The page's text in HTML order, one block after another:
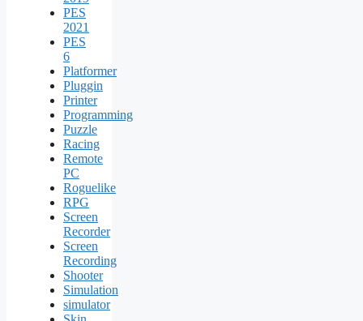
PES
2021
PES
6
Platformer
Pluggin
Printer
Programming
Puzzle
Racing
Remote
PC
Roguelike
RPG
Screen
Recorder
Screen
Recording
Shooter
Simulation
simulator